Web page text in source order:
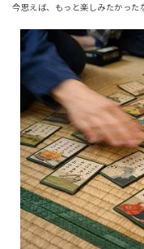
今思えば、もっと楽しみたかった